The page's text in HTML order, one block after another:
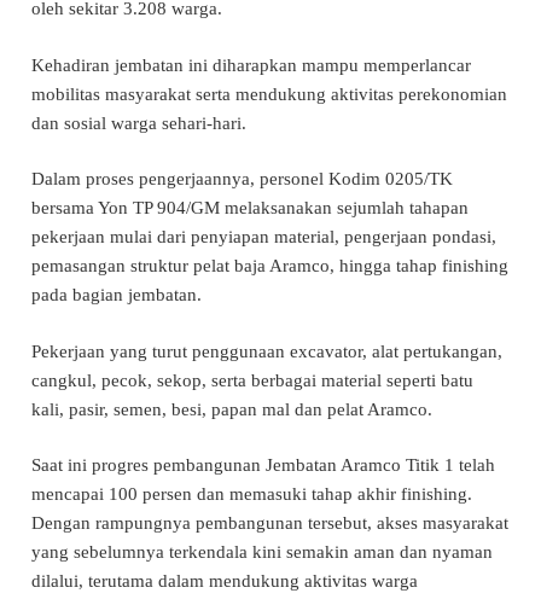
oleh sekitar 3.208 warga.
Kehadiran jembatan ini diharapkan mampu memperlancar
mobilitas masyarakat serta mendukung aktivitas perekonomian
dan sosial warga sehari-hari.
Dalam proses pengerjaannya, personel Kodim 0205/TK
bersama Yon TP 904/GM melaksanakan sejumlah tahapan
pekerjaan mulai dari penyiapan material, pengerjaan pondasi,
pemasangan struktur pelat baja Aramco, hingga tahap finishing
pada bagian jembatan.
Pekerjaan yang turut penggunaan excavator, alat pertukangan,
cangkul, pecok, sekop, serta berbagai material seperti batu
kali, pasir, semen, besi, papan mal dan pelat Aramco.
Saat ini progres pembangunan Jembatan Aramco Titik 1 telah
mencapai 100 persen dan memasuki tahap akhir finishing.
Dengan rampungnya pembangunan tersebut, akses masyarakat
yang sebelumnya terkendala kini semakin aman dan nyaman
dilalui, terutama dalam mendukung aktivitas warga